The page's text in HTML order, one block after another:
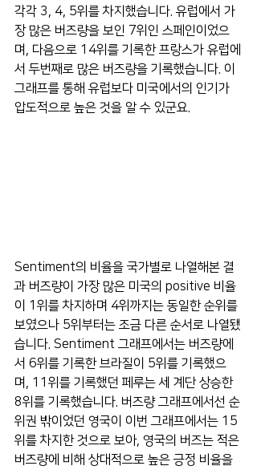
각각 3, 4, 5위를 차지했습니다. 유럽에서 가
장 많은 버즈량을 보인 7위인 스페인이었으
며, 다음으로 14위를 기록한 프랑스가 유럽에
서 두번째로 많은 버즈량을 기록했습니다. 이
그래프를 통해 유럽보다 미국에서의 인기가
압도적으로 높은 것을 알 수 있군요.
Sentiment의 비율을 국가별로 나열해본 결
과 버즈량이 가장 많은 미국의 positive 비율
이 1위를 차지하며 4위까지는 동일한 순위를
보였으나 5위부터는 조금 다른 순서로 나열됐
습니다. Sentiment 그래프에서는 버즈량에
서 6위를 기록한 브라질이 5위를 기록했으
며, 11위를 기록했던 페루는 세 계단 상승한
8위를 기록했습니다. 버즈량 그래프에서선 순
위권 밖이었던 영국이 이번 그래프에서는 15
위를 차지한 것으로 보아, 영국의 버즈는 적은
버즈량에 비해 상대적으로 높은 긍정 비율을